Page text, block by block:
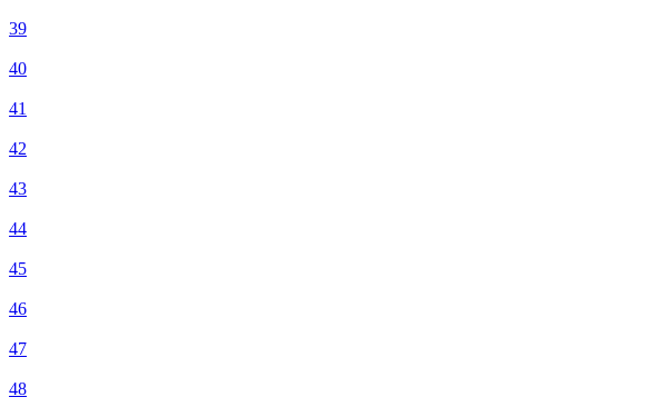
39
40
41
42
43
44
45
46
47
48